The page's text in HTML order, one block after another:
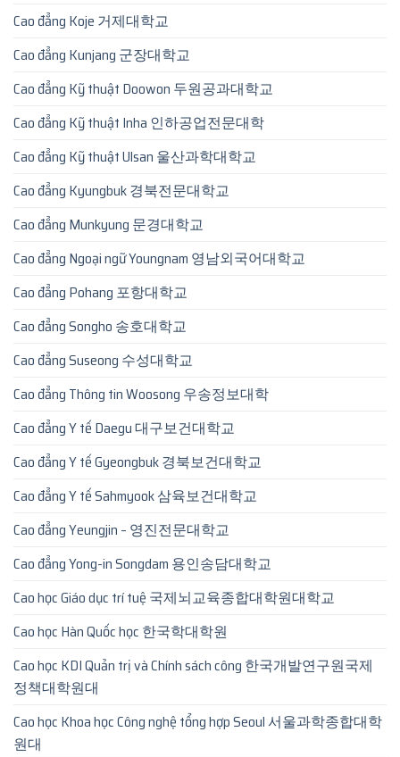
Cao đẳng Koje 거제대학교
Cao đẳng Kunjang 군장대학교
Cao đẳng Kỹ thuật Doowon 두원공과대학교
Cao đẳng Kỹ thuật Inha 인하공업전문대학
Cao đẳng Kỹ thuật Ulsan 울산과학대학교
Cao đẳng Kyungbuk 경북전문대학교
Cao đẳng Munkyung 문경대학교
Cao đẳng Ngoại ngữ Youngnam 영남외국어대학교
Cao đẳng Pohang 포항대학교
Cao đẳng Songho 송호대학교
Cao đẳng Suseong 수성대학교
Cao đẳng Thông tin Woosong 우송정보대학
Cao đẳng Y tế Daegu 대구보건대학교
Cao đẳng Y tế Gyeongbuk 경북보건대학교
Cao đẳng Y tế Sahmyook 삼육보건대학교
Cao đẳng Yeungjin – 영진전문대학교
Cao đẳng Yong-in Songdam 용인송담대학교
Cao học Giáo dục trí tuệ 국제뇌교육종합대학원대학교
Cao học Hàn Quốc học 한국학대학원
Cao học KDI Quản trị và Chính sách công 한국개발연구원국제
정책대학원대
Cao học Khoa học Công nghệ tổng hợp Seoul 서울과학종합대학
원대